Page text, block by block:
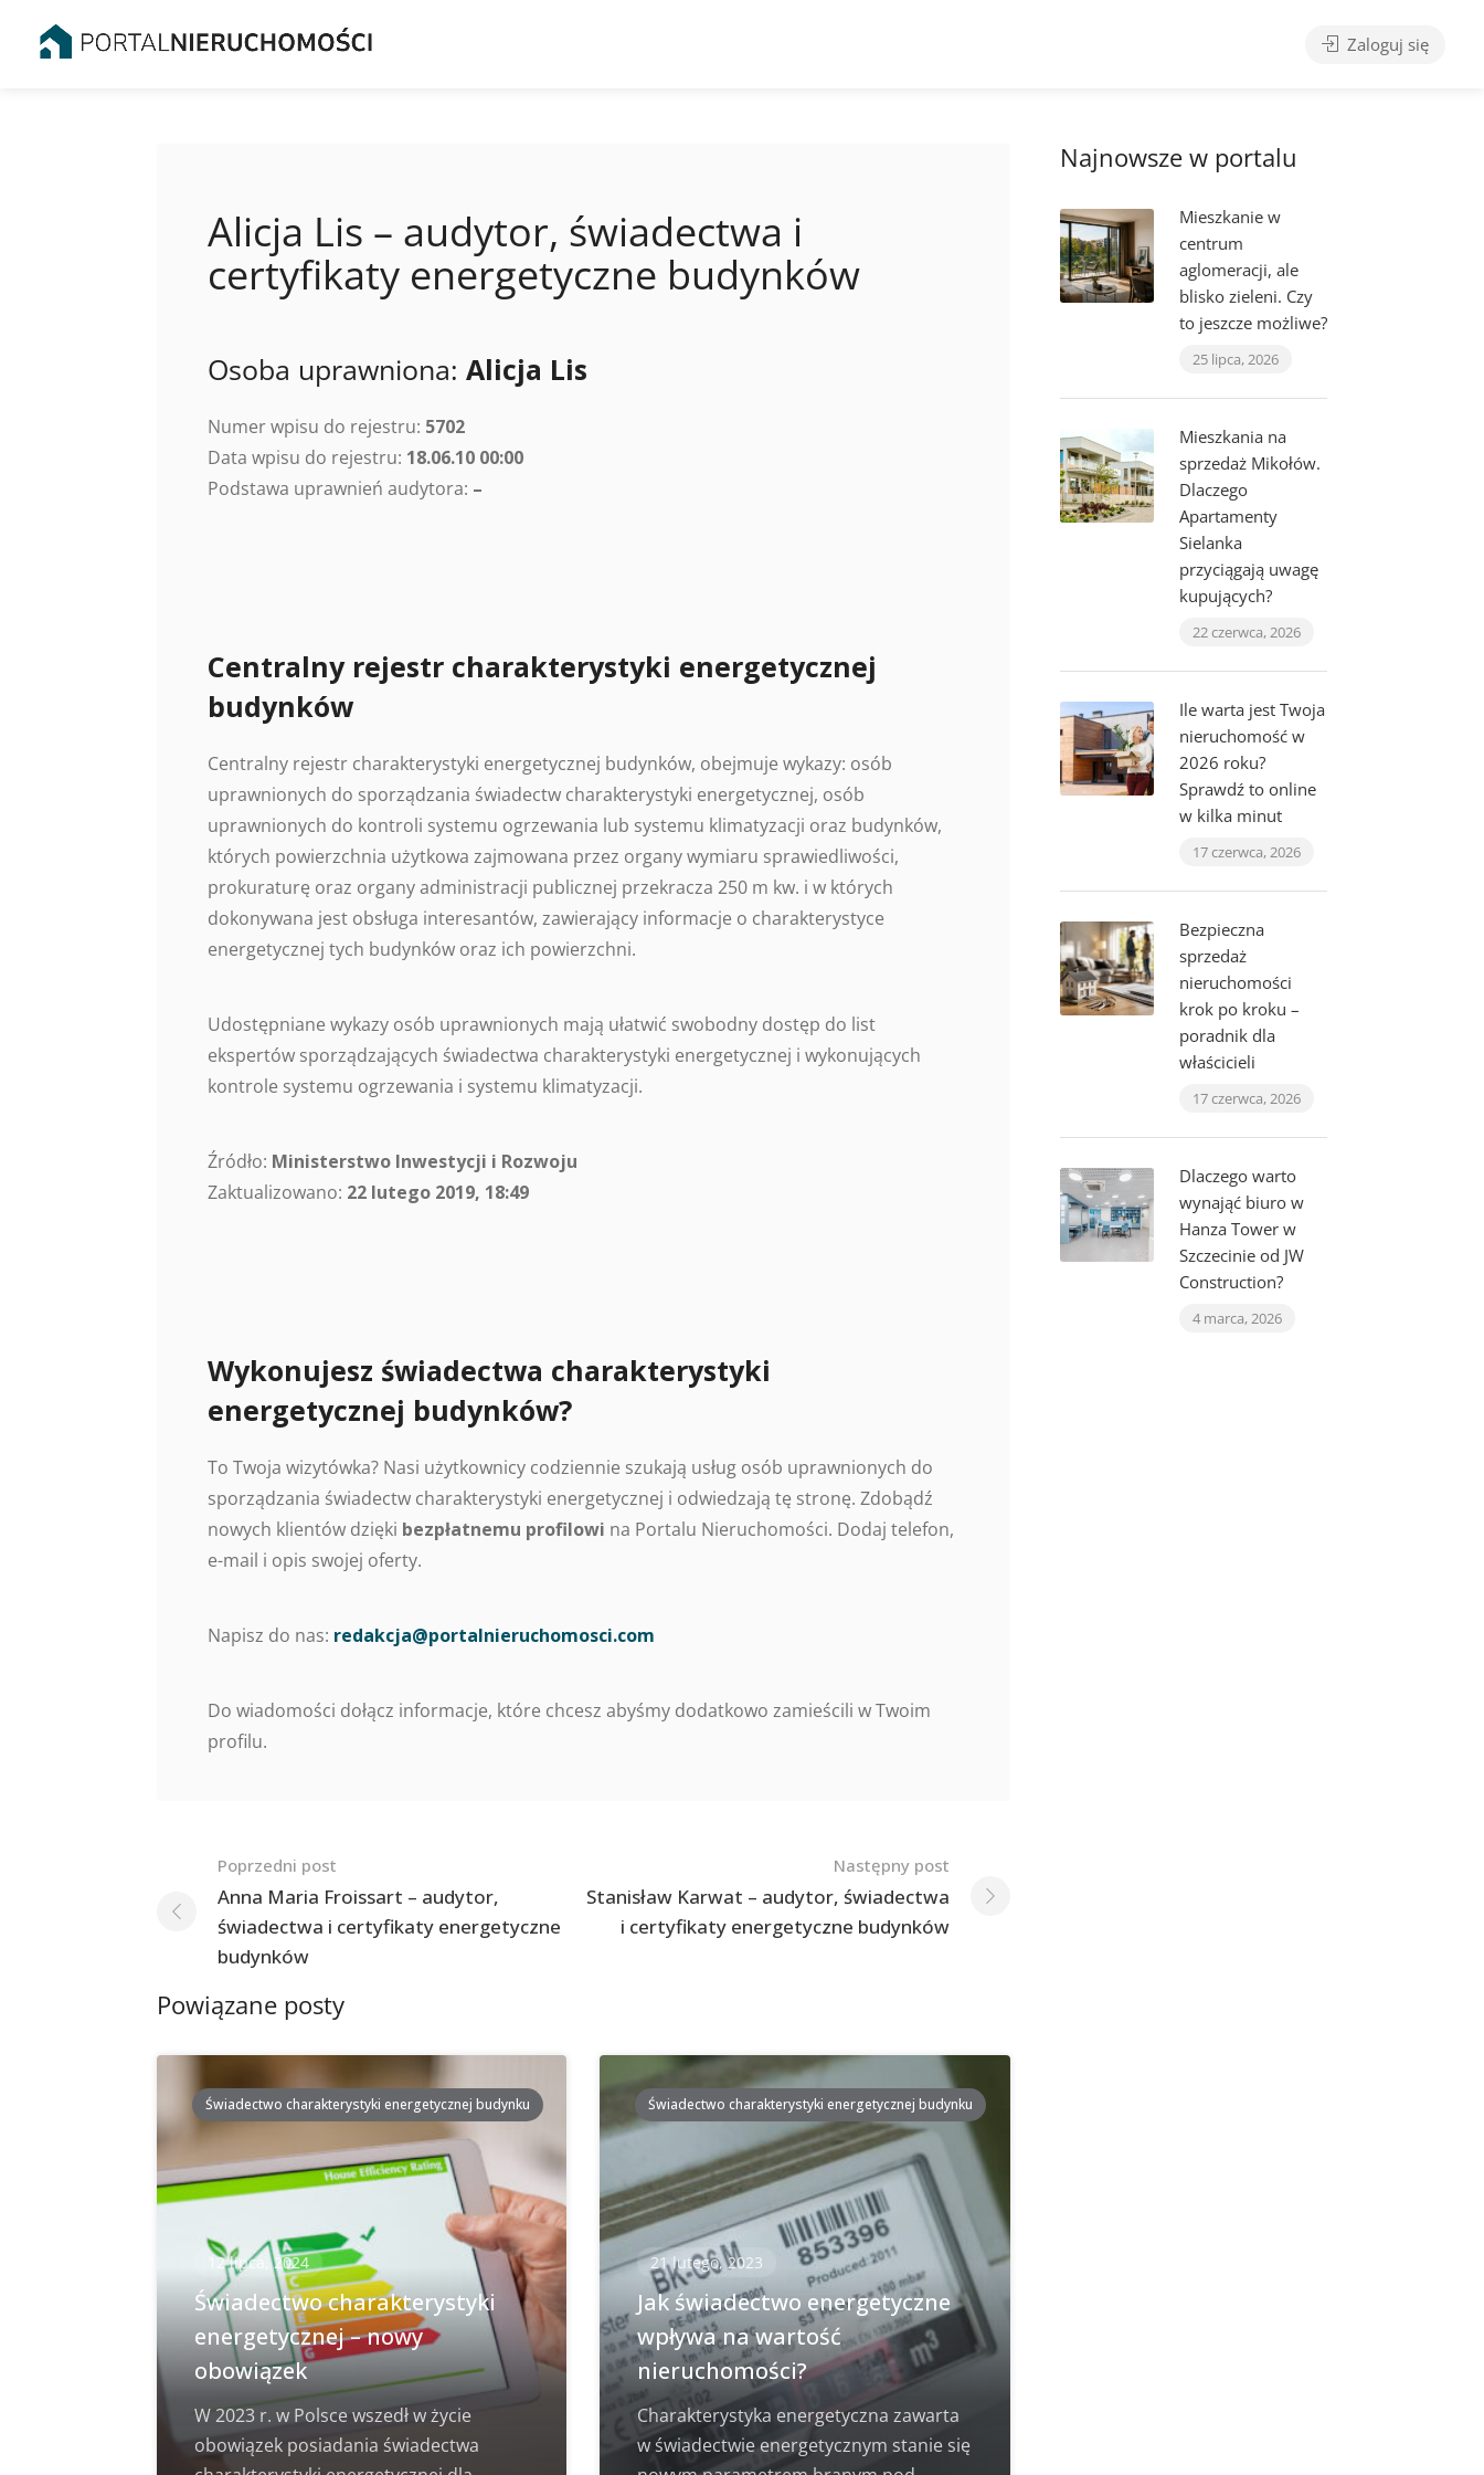
Zaloguj się
Alicja Lis – audytor, świadectwa i
certyfikaty energetyczne budynków
Osoba uprawniona: Alicja Lis
Numer wpisu do rejestru: 5702
Data wpisu do rejestru: 18.06.10 00:00
Podstawa uprawnień audytora: –
Centralny rejestr charakterystyki energetycznej
budynków
Centralny rejestr charakterystyki energetycznej budynków, obejmuje wykazy: osób
uprawnionych do sporządzania świadectw charakterystyki energetycznej, osób
uprawnionych do kontroli systemu ogrzewania lub systemu klimatyzacji oraz budynków,
których powierzchnia użytkowa zajmowana przez organy wymiaru sprawiedliwości,
prokuraturę oraz organy administracji publicznej przekracza 250 m kw. i w których
dokonywana jest obsługa interesantów, zawierający informacje o charakterystyce
energetycznej tych budynków oraz ich powierzchni.
Udostępniane wykazy osób uprawnionych mają ułatwić swobodny dostęp do list
ekspertów sporządzających świadectwa charakterystyki energetycznej i wykonujących
kontrole systemu ogrzewania i systemu klimatyzacji.
Źródło: Ministerstwo Inwestycji i Rozwoju
Zaktualizowano: 22 lutego 2019, 18:49
Wykonujesz świadectwa charakterystyki
energetycznej budynków?
To Twoja wizytówka? Nasi użytkownicy codziennie szukają usług osób uprawnionych do
sporządzania świadectw charakterystyki energetycznej i odwiedzają tę stronę. Zdobądź
nowych klientów dzięki bezpłatnemu profilowi na Portalu Nieruchomości. Dodaj telefon,
e-mail i opis swojej oferty.
Napisz do nas: redakcja@portalnieruchomosci.com
Do wiadomości dołącz informacje, które chcesz abyśmy dodatkowo zamieścili w Twoim
profilu.
Nawigacja
po
postach
Poprzedni post
Anna Maria Froissart – audytor,
świadectwa i certyfikaty energetyczne
budynków
Następny post
Stanisław Karwat – audytor, świadectwa
i certyfikaty energetyczne budynków
Powiązane posty
Świadectwo charakterystyki energetycznej budynku
12 lipca, 2024
Świadectwo charakterystyki
energetycznej – nowy
obowiązek
W 2023 r. w Polsce wszedł w życie
obowiązek posiadania świadectwa
Świadectwo charakterystyki energetycznej budynku
21 lutego, 2023
Jak świadectwo energetyczne
wpływa na wartość
nieruchomości?
Charakterystyka energetyczna zawarta
w świadectwie energetycznym stanie się
Najnowsze w portalu
Mieszkanie w
centrum
aglomeracji, ale
blisko zieleni. Czy
to jeszcze możliwe?
25 lipca, 2026
Mieszkania na
sprzedaż Mikołów.
Dlaczego
Apartamenty
Sielanka
przyciągają uwagę
kupujących?
22 czerwca, 2026
Ile warta jest Twoja
nieruchomość w
2026 roku?
Sprawdź to online
w kilka minut
17 czerwca, 2026
Bezpieczna
sprzedaż
nieruchomości
krok po kroku –
poradnik dla
właścicieli
17 czerwca, 2026
Dlaczego warto
wynająć biuro w
Hanza Tower w
Szczecinie od JW
Construction?
4 marca, 2026